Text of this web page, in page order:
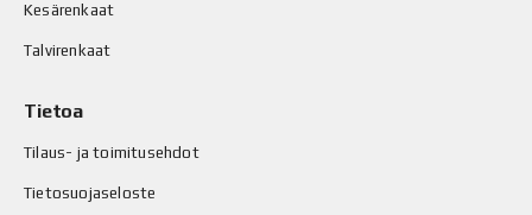
Kesärenkaat
Talvirenkaat
Tietoa
Tilaus- ja toimitusehdot
Tietosuojaseloste